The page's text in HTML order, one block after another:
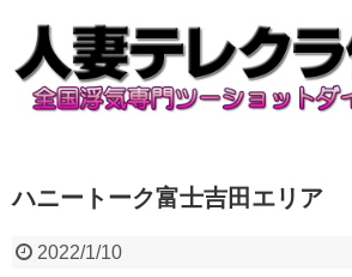
ハニートーク富士吉田エリア
2022/1/10